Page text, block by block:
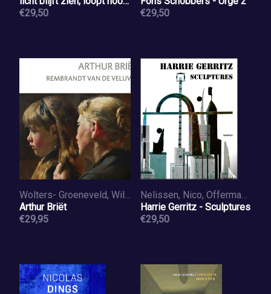
in duisternis
€29,50
€29,50
Wolters- Groeneveld, Williëtte
Arthur Briët
€29,95
Nelissen, Nico, Offermans, Cyrille
Harrie Gerritz - Sculptures
€29,50